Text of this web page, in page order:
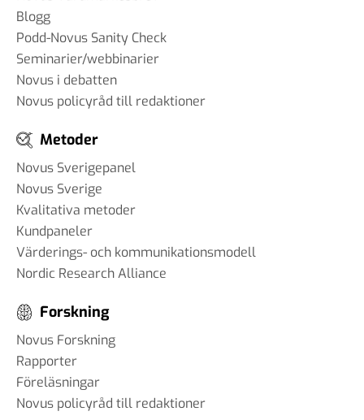
Blogg
Podd-Novus Sanity Check
Seminarier/webbinarier
Novus i debatten
Novus policyråd till redaktioner
Metoder
Novus Sverigepanel
Novus Sverige
Kvalitativa metoder
Kundpaneler
Värderings- och kommunikationsmodell
Nordic Research Alliance
Forskning
Novus Forskning
Rapporter
Föreläsningar
Novus policyråd till redaktioner